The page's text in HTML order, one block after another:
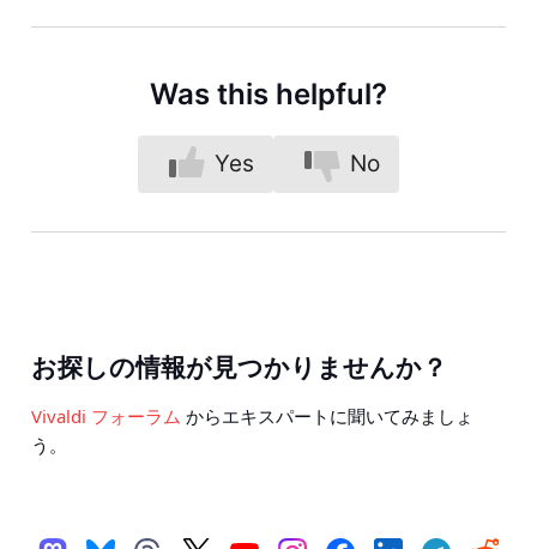
Was this helpful?
Yes No
お探しの情報が見つかりませんか？
Vivaldi フォーラム からエキスパートに聞いてみましょ
う。